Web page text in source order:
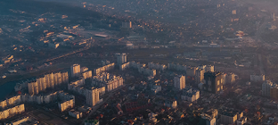
新闻中心
关于我们
深企投产业研究院